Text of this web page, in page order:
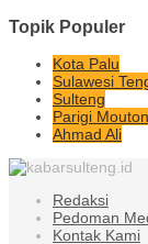
Topik Populer
Kota Palu
Sulawesi
Sulteng
Parigi
Ahmad Ali
Redaksi
Pedoman
Kontak Kami